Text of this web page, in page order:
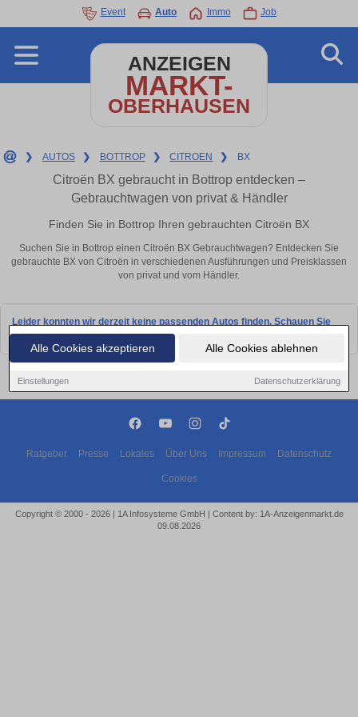
Alle Cookies akzeptieren Alle Cookies ablehnen
Einstellungen Datenschutzerklärung
Event Auto Immo Job
ANZEIGEN
MARKT-
OBERHAUSEN
❯ AUTOS ❯ BOTTROP ❯ CITROEN ❯ BX
Citroën BX gebraucht in Bottrop entdecken –
Gebrauchtwagen von privat & Händler
Finden Sie in Bottrop Ihren gebrauchten Citroën BX
Suchen Sie in Bottrop einen Citroën BX Gebrauchtwagen? Entdecken Sie
gebrauchte BX von Citroën in verschiedenen Ausführungen und Preisklassen
von privat und vom Händler.
Leider konnten wir derzeit keine passenden Autos finden. Schauen Sie
bald wieder vorbei!
Ratgeber Presse Lokales Über Uns Impressum Datenschutz
Cookies
Copyright © 2000 - 2026 | 1A Infosysteme GmbH | Content by: 1A-Anzeigenmarkt.de
09.08.2026